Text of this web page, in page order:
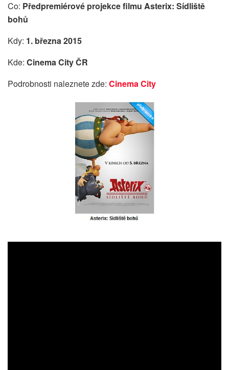
Co: Předpremiérové projekce filmu Asterix: Sídliště
bohů
Kdy: 1. března 2015
Kde: Cinema City ČR
Podrobnosti naleznete zde: Cinema City